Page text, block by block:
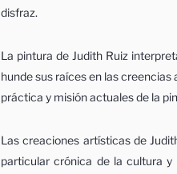
disfraz.
La pintura de Judith Ruiz
hunde sus raíces en las
práctica y misión actuales de la
Las creaciones artísticas de
particular crónica de la cultura